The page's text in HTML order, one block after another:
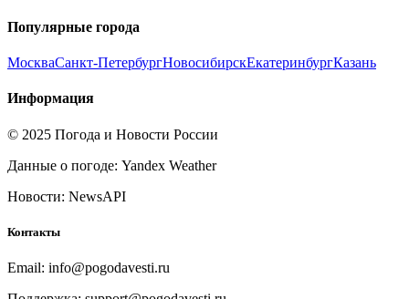
Популярные города
МоскваСанкт-ПетербургНовосибирскЕкатеринбургКазань
Информация
© 2025 Погода и Новости России
Данные о погоде: Yandex Weather
Новости: NewsAPI
Контакты
Email: info@pogodavesti.ru